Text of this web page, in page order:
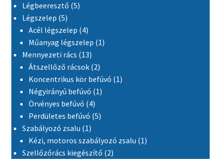
Légbeeresztő 55 termék
Légszelep 55 termék
Acél légszelep 44 termék
Műanyag légszelep 11 termék
Mennyezeti rács 1313 termék
Átszellőző rácsok 22 termék
Koncentrikus kör befúvó 11 termék
Négyirányú befúvó 11 termék
Örvényes befúvó 44 termék
Perdületes befúvó 55 termék
Szabályozó zsalu 11 termék
Kézi, motoros szabályozó zsalu 11 termék
Szellőzőrács kiegészítő 22 termék